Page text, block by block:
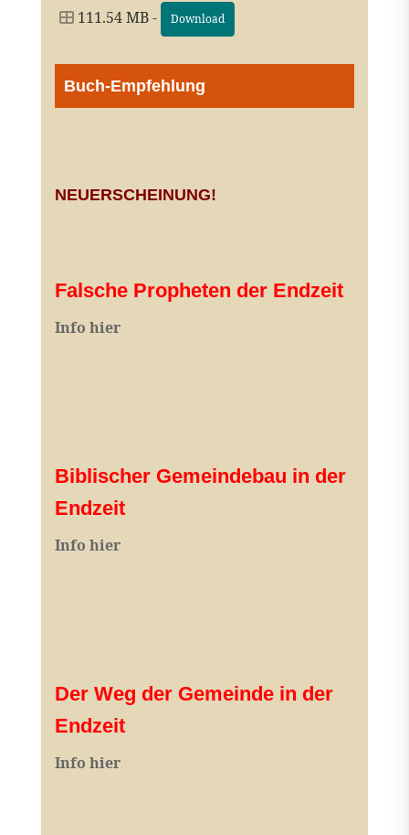
111.54 MB -
Download
Buch-Empfehlung
NEUERSCHEINUNG!
Falsche Propheten der Endzeit
Info hier
Biblischer Gemeindebau in der
Endzeit
Info hier
Der Weg der Gemeinde in der
Endzeit
Info hier